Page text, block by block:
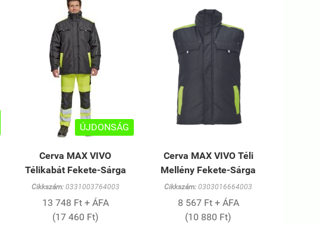
ÚJDONSÁG
Cerva MAX VIVO
Télikabát Fekete-Sárga
Cikkszám:0331003764003
13 748 Ft + ÁFA
(17 460 Ft)
Cerva MAX VIVO Téli
Mellény Fekete-Sárga
Cikkszám: 0303016664003
8 567 Ft + ÁFA
(10 880 Ft)